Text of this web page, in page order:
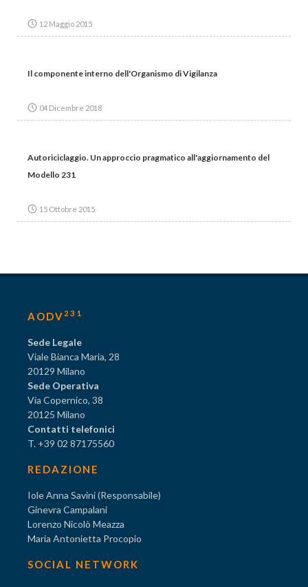
12 Maggio 2015
Il componente interno dell'Organismo di Vigilanza
04 Dicembre 2018
Autoriciclaggio. Un approccio pragmatico all'aggiornamento del
Modello 231
15 Ottobre 2015
AODV 231
Sede Legale
Viale Bianca Maria, 28
20129 Milano
Sede Operativa
Via Copernico, 38
20125 Milano
Contatti telefonici
T. +39 02 87175560
REDAZIONE
Iole Anna Savini (Responsabile)
Ginevra Campalani
Lorenzo Nicolò Meazza
Maria Antonietta Procopio
SOCIAL NETWORK